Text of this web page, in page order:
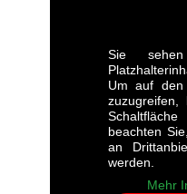
Sie
Um auf den
beachten
an
werden.
Mehr